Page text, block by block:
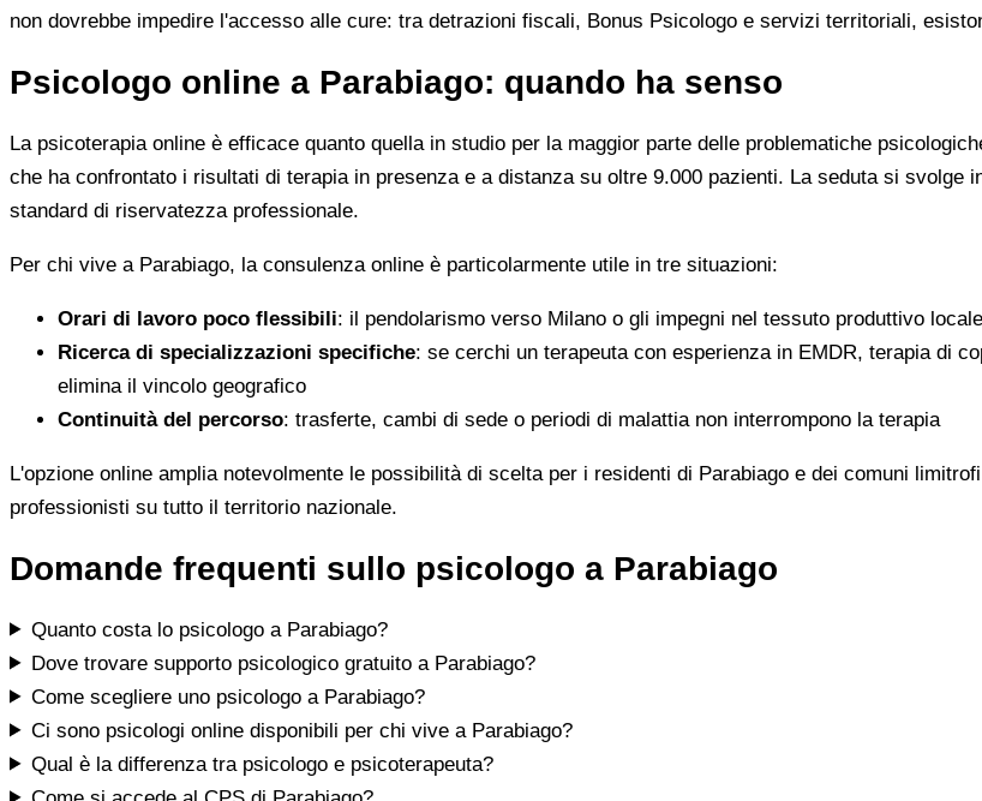
non dovrebbe impedire l'accesso alle cure: tra detrazioni fiscali, Bonus Psicologo e servizi territoriali,
Psicologo online a Parabiago: quando ha senso
La psicoterapia online è efficace quanto quella in studio per la maggior parte delle problematiche
che ha confrontato i risultati di terapia in presenza e a distanza su oltre 9.000 pazienti. La seduta si svolge
standard di riservatezza professionale.
Per chi vive a Parabiago, la consulenza online è particolarmente utile in tre situazioni:
Orari di lavoro poco flessibili: il pendolarismo verso Milano o gli impegni nel tessuto produttivo
Ricerca di specializzazioni specifiche: se cerchi un terapeuta con esperienza in EMDR, terapia di
elimina il vincolo geografico
Continuità del percorso: trasferte, cambi di sede o periodi di malattia non interrompono la terapia
L'opzione online amplia notevolmente le possibilità di scelta per i residenti di Parabiago e dei comuni
professionisti su tutto il territorio nazionale.
Domande frequenti sullo psicologo a Parabiago
Quanto costa lo psicologo a Parabiago?
Dove trovare supporto psicologico gratuito a Parabiago?
Come scegliere uno psicologo a Parabiago?
Ci sono psicologi online disponibili per chi vive a Parabiago?
Qual è la differenza tra psicologo e psicoterapeuta?